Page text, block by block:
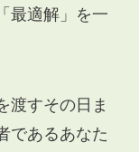
最適解」を一
渡すその日ま
であるあなた